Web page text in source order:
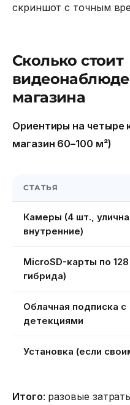
скриншот с точным
Сколько стоит
магазина
Ориентиры на четыре
магазин 60–100 м²)
СТАТЬЯ
Камеры (4 шт.,
внутренние)
MicroSD-карты по
гибрида)
Облачная подписка с
детекциями
Установка (если
Итого: разовые